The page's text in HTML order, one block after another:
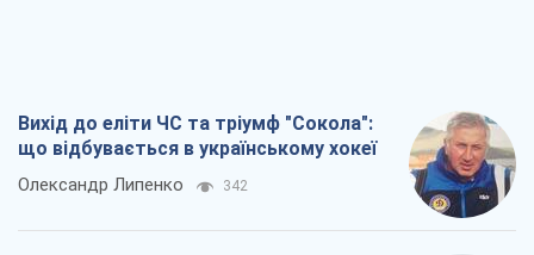
Вихід до еліти ЧС та тріумф "Сокола":
що відбувається в українському хокеї
Олександр Липенко 342